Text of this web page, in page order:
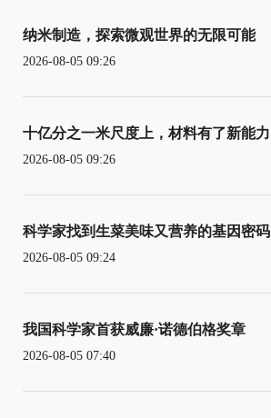
纳米制造，探索微观世界的无限可能
2026-08-05 09:26
十亿分之一米尺度上，材料有了新能力
2026-08-05 09:26
科学家找到生菜美味又营养的基因密码
2026-08-05 09:24
我国科学家首获威廉·诺德伯格奖章
2026-08-05 07:40